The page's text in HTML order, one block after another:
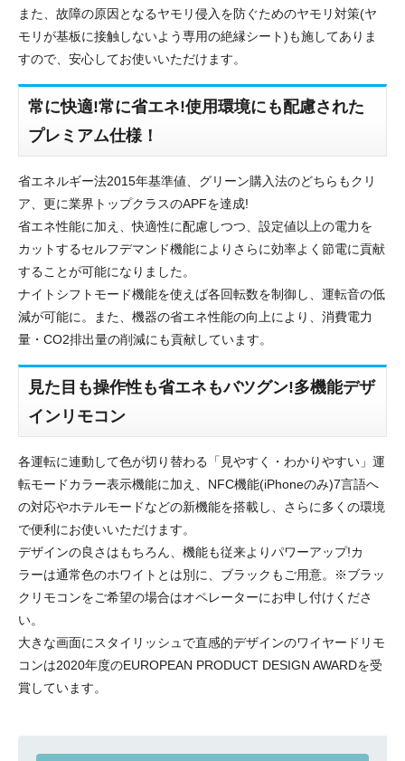
また、故障の原因となるヤモリ侵入を防ぐためのヤモリ対策(ヤ
モリが基板に接触しないよう専用の絶縁シート)も施してありま
すので、安心してお使いいただけます。
常に快適!常に省エネ!使用環境にも配慮された
プレミアム仕様！
省エネルギー法2015年基準値、グリーン購入法のどちらもクリ
ア、更に業界トップクラスのAPFを達成!
省エネ性能に加え、快適性に配慮しつつ、設定値以上の電力を
カットするセルフデマンド機能によりさらに効率よく節電に貢献
することが可能になりました。
ナイトシフトモード機能を使えば各回転数を制御し、運転音の低
減が可能に。また、機器の省エネ性能の向上により、消費電力
量・CO2排出量の削減にも貢献しています。
見た目も操作性も省エネもバツグン!多機能デザ
インリモコン
各運転に連動して色が切り替わる「見やすく・わかりやすい」運
転モードカラー表示機能に加え、NFC機能(iPhoneのみ)7言語へ
の対応やホテルモードなどの新機能を搭載し、さらに多くの環境
で便利にお使いいただけます。
デザインの良さはもちろん、機能も従来よりパワーアップ!カ
ラーは通常色のホワイトとは別に、ブラックもご用意。※ブラッ
クリモコンをご希望の場合はオペレーターにお申し付けくださ
い。
大きな画面にスタイリッシュで直感的デザインのワイヤードリモ
コンは2020年度のEUROPEAN PRODUCT DESIGN AWARDを受
賞しています。